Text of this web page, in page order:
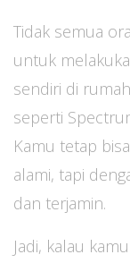
Tidak semua
untuk
sendiri di
seperti
Kamu tetap
alami, tapi
dan terjamin.
Jadi, kalau